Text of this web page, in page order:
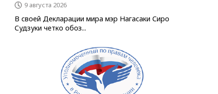
9 августа 2026
В своей Декларации мира мэр Нагасаки Сиро
Судзуки четко обоз...